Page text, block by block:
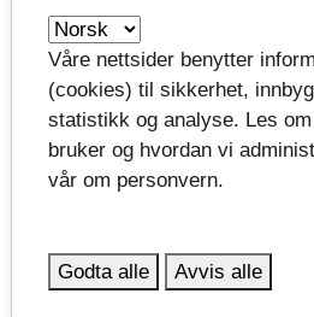
til lavere CO₂-utslipp.
CO₂-utslipp i regionen. Huben
Våre nettsider benytter
(cookies) til sikkerhet,
statistikk og analyse. Les
bruker og hvordan vi
vår om personvern.
Godta alle Avvis alle